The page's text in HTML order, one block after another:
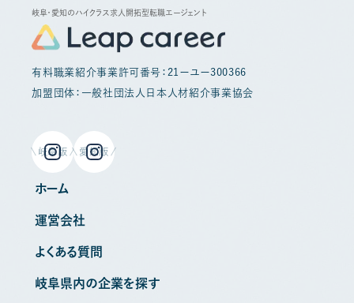
岐阜・愛知のハイクラス求人開拓型転職エージェント
有料職業紹介事業許可番号：21ーユー300366
加盟団体：一般社団法人日本人材紹介事業協会
岐阜版 愛知版
ホーム
運営会社
よくある質問
岐阜県内の企業を探す